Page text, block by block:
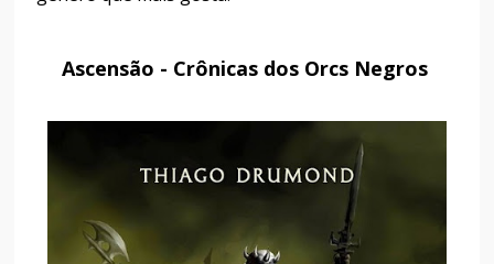
Ascensão - Crônicas dos Orcs Negros